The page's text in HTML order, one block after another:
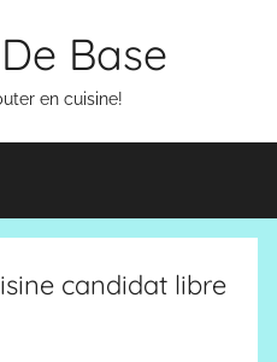
Base
en cuisine!
candidat libre